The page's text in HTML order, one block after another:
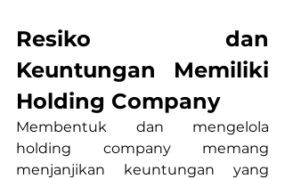
Resiko dan
Keuntungan Memiliki
Holding Company
Membentuk dan mengelola
holding company memang
menjanjikan keuntungan yang